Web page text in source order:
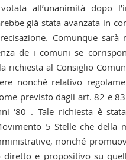
all’unanimità dopo
già stata avanzata in
Comunque
de i comuni se
richiesta al Consiglio
nonchè relativo
come previsto dagli art. 82
‘80 . Tale richiesta è
5 Stelle che della
nonché
e propositivo su